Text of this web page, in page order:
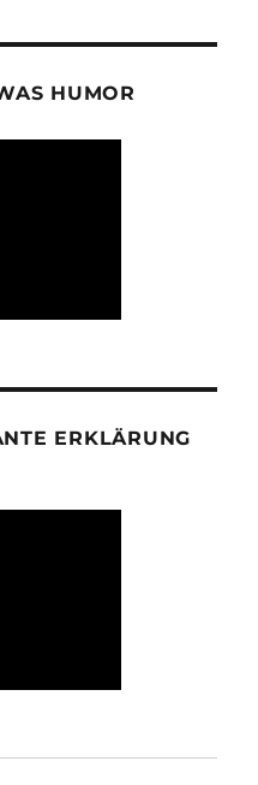
HUMOR
ERKLÄRUNG